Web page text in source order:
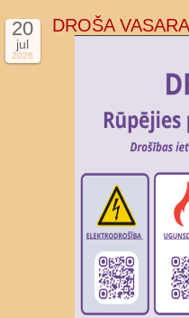
20
jul
2026
DROŠA